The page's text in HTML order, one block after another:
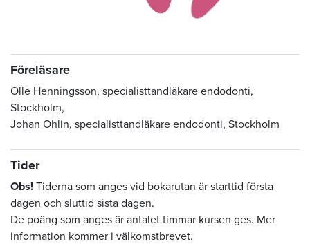
Föreläsare
Olle Henningsson, specialisttandläkare endodonti,
Stockholm,
Johan Ohlin, specialisttandläkare endodonti, Stockholm
Tider
Obs! Tiderna som anges vid bokarutan är starttid första
dagen och sluttid sista dagen.
De poäng som anges är antalet timmar kursen ges. Mer
information kommer i välkomstbrevet.